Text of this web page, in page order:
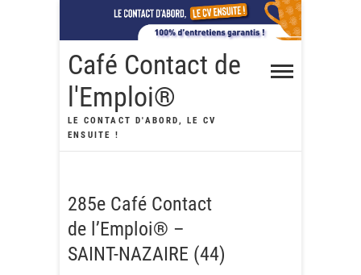
content
Café Contact de
l'Emploi®
LE CONTACT D'ABORD, LE CV
ENSUITE !
285e Café Contact
de l’Emploi® –
SAINT-NAZAIRE (44)